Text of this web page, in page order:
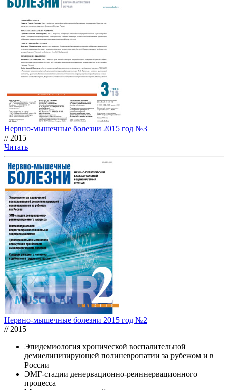
Нервно-мышечные болезни 2015 год №3
// 2015
Читать
Нервно-мышечные болезни 2015 год №2
// 2015
Эпидемиология хронической воспалительной
демиелинизирующей полиневропатии за рубежом и в
России
ЭМГ-стадии денервационно-реиннервационного
процесса